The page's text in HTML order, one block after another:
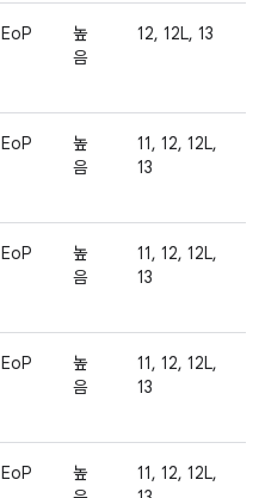
EoP
높
음
12, 12L, 13
EoP
높
음
11, 12, 12L,
13
EoP
높
음
11, 12, 12L,
13
EoP
높
음
11, 12, 12L,
13
EoP
높
11, 12, 12L,